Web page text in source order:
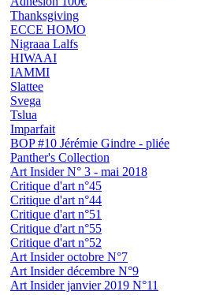
Thanksgiving
ECCE HOMO
Nigraaa Lalfs
HIWAAI
IAMMI
Slattee
Svega
Tslua
Imparfait
BOP #10 Jérémie Gindre - pliée
Panther's Collection
Art Insider N° 3 - mai 2018
Critique d'art n°45
Critique d'art n°44
Critique d'art n°51
Critique d'art n°55
Critique d'art n°52
Art Insider octobre N°7
Art Insider décembre N°9
Art Insider janvier 2019 N°11